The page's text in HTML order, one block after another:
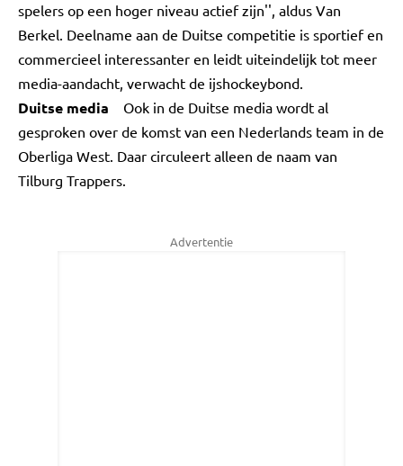
spelers op een hoger niveau actief zijn'', aldus Van
Berkel. Deelname aan de Duitse competitie is sportief en
commercieel interessanter en leidt uiteindelijk tot meer
media-aandacht, verwacht de ijshockeybond.
Duitse media Ook in de Duitse media wordt al
gesproken over de komst van een Nederlands team in de
Oberliga West. Daar circuleert alleen de naam van
Tilburg Trappers.
Advertentie